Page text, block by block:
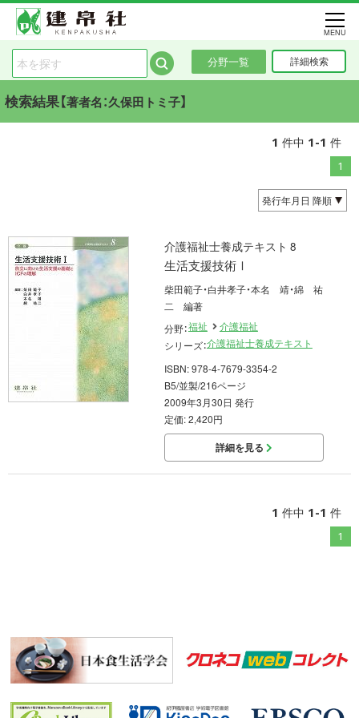
分野一覧 詳細検索
MENU
検索結果【著者名：久保田トミ子】
1 件中 1-1 件
1
介護福祉士養成テキスト 8
生活支援技術Ⅰ
柴田範子・白井孝子・本名 靖・綿 祐
二 編著
分野：福祉
介護福祉
シリーズ：介護福祉士養成テキスト
ISBN: 978-4-7679-3354-2
B5/並製/216ページ
2009年3月30日 発行
定価: 2,420円
詳細を見る
1 件中 1-1 件
1